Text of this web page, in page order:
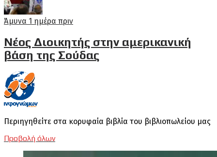
Άμυνα 1 ημέρα πριν
Νέος Διοικητής στην αμερικανική
βάση της Σούδας
Περιηγηθείτε στα κορυφαία βιβλία του βιβλιοπωλείου μας
Προβολή όλων